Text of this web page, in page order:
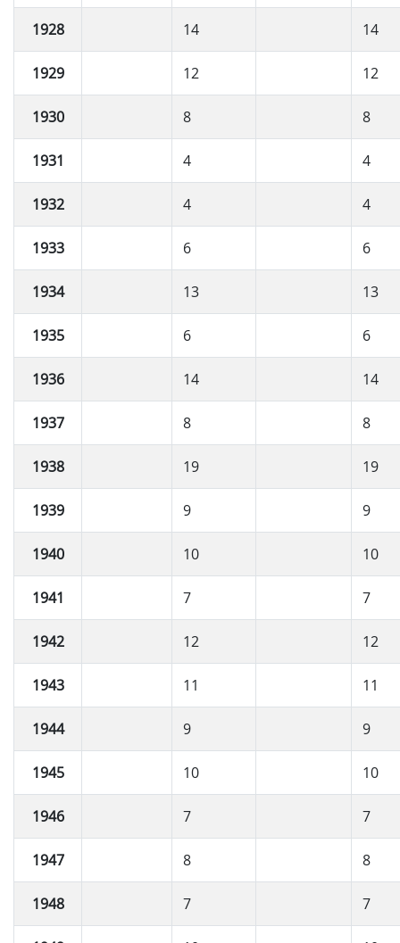
1928 14 14
1929 12 12
1930 8 8
1931 4 4
1932 4 4
1933 6 6
1934 13 13
1935 6 6
1936 14 14
1937 8 8
1938 19 19
1939 9 9
1940 10 10
1941 7 7
1942 12 12
1943 11 11
1944 9 9
1945 10 10
1946 7 7
1947 8 8
1948 7 7